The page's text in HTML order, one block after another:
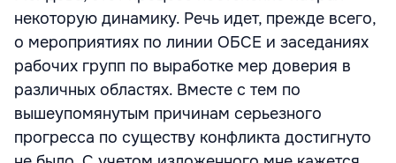
некоторую динамику. Речь идет, прежде всего,
о мероприятиях по линии ОБСЕ и заседаниях
рабочих групп по выработке мер доверия в
различных областях. Вместе с тем по
вышеупомянутым причинам серьезного
прогресса по существу конфликта достигнуто